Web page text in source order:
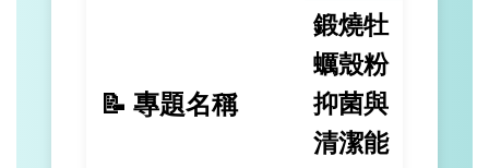
📝 專題名稱
鍛燒牡
蠣殼粉
抑菌與
清潔能